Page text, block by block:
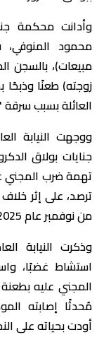
وأدانت محكمة
مبيعات)، بالسجن
زوجته) طعنًا وذبحًا
العائلة بسبب
جنايات بولاق
تهمة ضرب المجني
ترصد، على إثر
من نوفمبر عام 2025 بدائرة قسم بولاق الدكرور.
وذكرت النيابة
استشاط غضبًا،
المجني عليه
مُحدثًا إصابته
أودت بحياته على